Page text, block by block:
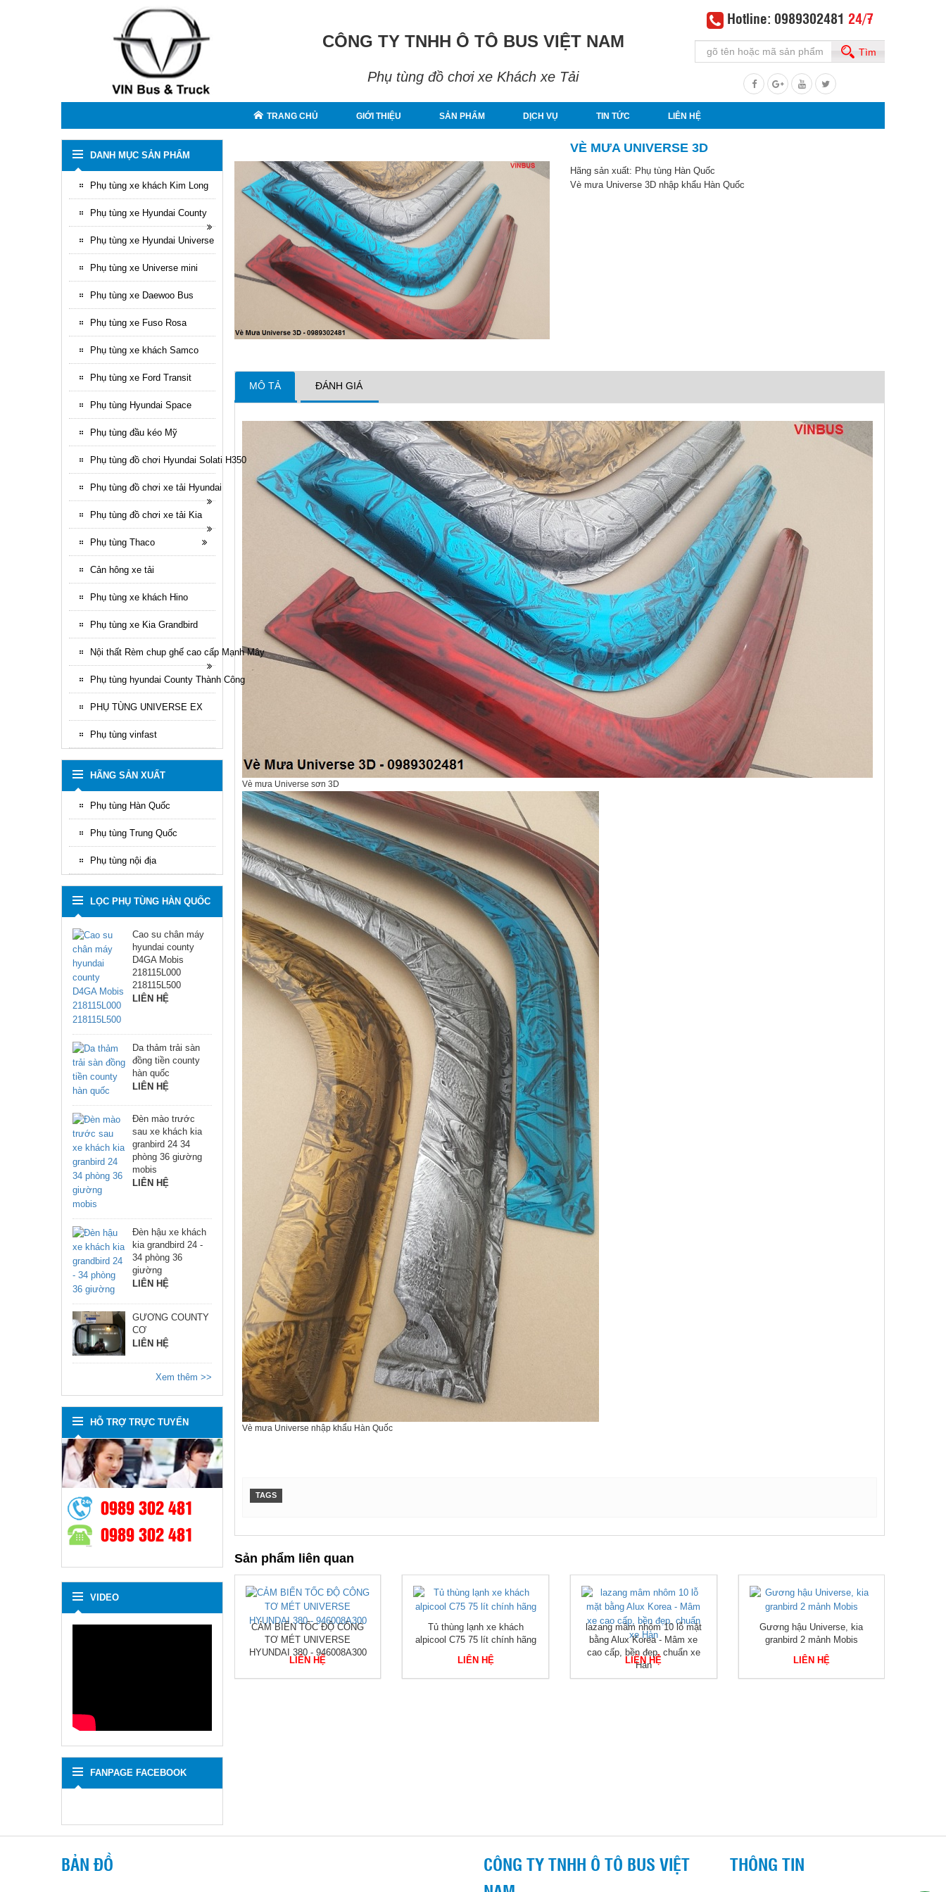
CÔNG TY TNHH Ô TÔ BUS VIỆT NAM
Phụ tùng đồ chơi xe Khách xe Tải
Hotline: 0989302481 24/7
Tìm
TRANG CHỦ GIỚI THIỆU SẢN PHẨM DỊCH VỤ TIN TỨC LIÊN HỆ
VÈ MƯA UNIVERSE 3D
Hãng sản xuất: Phụ tùng Hàn Quốc
Vè mưa Universe 3D nhập khẩu Hàn Quốc
MÔ TẢ ĐÁNH GIÁ
Vè mưa Universe sơn 3D
Vè mưa Universe nhập khẩu Hàn Quốc
TAGS
Sản phẩm liên quan
LỌC NHỚT HYUNDAI
CẢM BIẾN TỐC ĐỘ CÔNG
TƠ MÉT UNIVERSE
HYUNDAI 380 - 946008A300
LIÊN HỆ
Tủ thùng lạnh xe khách
alpicool C75 75 lít chính hãng
LIÊN HỆ
lazang mâm nhôm 10 lỗ mặt
bằng Alux Korea - Mâm xe
cao cấp, bền đẹp, chuẩn xe
Hàn
LIÊN HỆ
Gương hậu Universe, kia
granbird 2 mảnh Mobis
LIÊN HỆ
DANH MỤC SẢN PHẨM
Phụ tùng xe khách Kim Long
Phụ tùng xe Hyundai County
Phụ tùng xe Hyundai Universe
Phụ tùng xe Universe mini
Phụ tùng xe Daewoo Bus
Phụ tùng xe Fuso Rosa
Phụ tùng xe khách Samco
Phụ tùng xe Ford Transit
Phụ tùng Hyundai Space
Phụ tùng đầu kéo Mỹ
Phụ tùng đồ chơi Hyundai Solati H350
Phụ tùng đồ chơi xe tải Hyundai
Phụ tùng đồ chơi xe tải Kia
Phụ tùng Thaco
Cản hông xe tải
Phụ tùng xe khách Hino
Phụ tùng xe Kia Grandbird
Nội thất Rèm chup ghế cao cấp Mạnh Mây
Phụ tùng hyundai County Thành Công
PHỤ TÙNG UNIVERSE EX
Phụ tùng vinfast
HÃNG SẢN XUẤT
Phụ tùng Hàn Quốc
Phụ tùng Trung Quốc
Phụ tùng nội địa
LỌC PHỤ TÙNG HÀN QUỐC
Cao su chân máy
hyundai county
D4GA Mobis
218115L000
218115L500
LIÊN HỆ
Da thảm trải sàn
đồng tiền county
hàn quốc
LIÊN HỆ
Đèn mào trước
sau xe khách kia
granbird 24 34
phòng 36 giường
mobis
LIÊN HỆ
Đèn hậu xe khách
kia grandbird 24 -
34 phòng 36
giường
LIÊN HỆ
GƯƠNG COUNTY
CƠ
LIÊN HỆ
Xem thêm >>
HỖ TRỢ TRỰC TUYẾN
0989 302 481
0989 302 481
VIDEO
FANPAGE FACEBOOK
BẢN ĐỒ
CÔNG TY TNHH Ô TÔ BUS VIỆT
THÔNG TIN